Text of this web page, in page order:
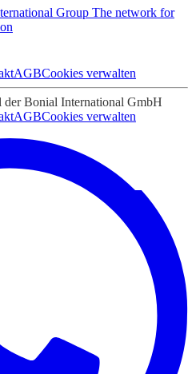
Group The network for
AGBCookies verwalten
Bonial International GmbH
AGBCookies verwalten